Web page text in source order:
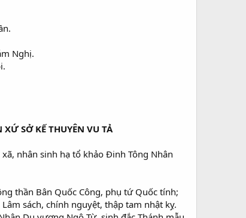
Nghị.
SỞ KẾ THUYÊN VU TẢ
nhân sinh hạ tổ khảo Đinh Tông Nhân
thần Bân Quốc Công, phụ tứ Quốc tính;
sách, chính nguyệt, thập tam nhật kỵ.